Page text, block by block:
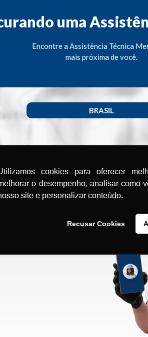
cookies para oferecer
o desempenho, analisar como
site e personalizar conteúdo.
Recusar Cookies
uma
Encontre a Assistência Técnica
mais próxima de você.
BRASIL